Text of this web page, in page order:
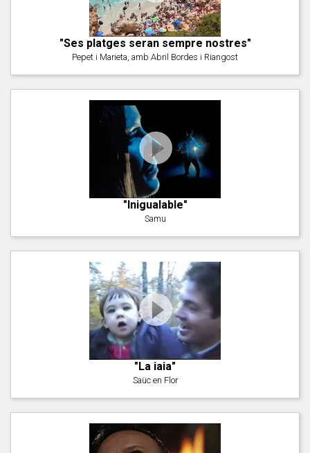
"Ses platges seran sempre nostres"
Pepet i Marieta, amb Abril Bordes i Riangost
"Inigualable"
Samu
"La iaia"
Saüc en Flor